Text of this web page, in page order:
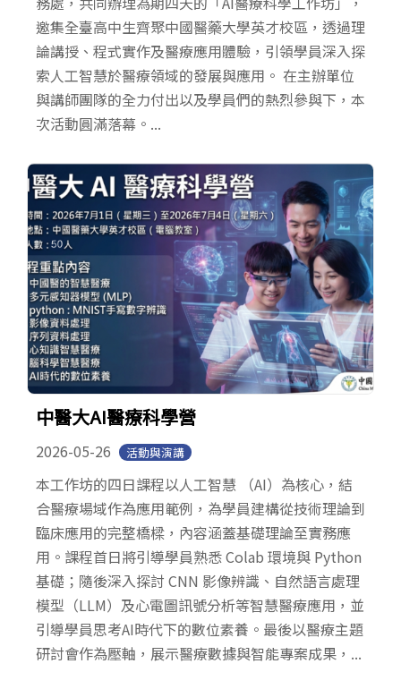
邀集全臺高中生齊聚中國醫藥大學英才校區，透過理
論講授、程式實作及醫療應用體驗，引領學員深入探
索人工智慧於醫療領域的發展與應用。 在主辦單位
與講師團隊的全力付出以及學員們的熱烈參與下，本
次活動圓滿落幕。...
中醫大AI醫療科學營
2026-05-26 活動與演講
本工作坊的四日課程以人工智慧 （AI）為核心，結
合醫療場域作為應用範例，為學員建構從技術理論到
臨床應用的完整橋樑，內容涵蓋基礎理論至實務應
用。課程首日將引導學員熟悉 Colab 環境與 Python
基礎；隨後深入探討 CNN 影像辨識、自然語言處理
模型（LLM）及心電圖訊號分析等智慧醫療應用，並
引導學員思考AI時代下的數位素養。最後以醫療主題
研討會作為壓軸，展示醫療數據與智能專案成果，...